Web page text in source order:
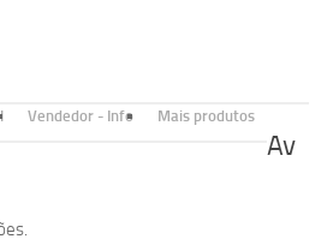
Vendedor - Info Mais produtos
Av